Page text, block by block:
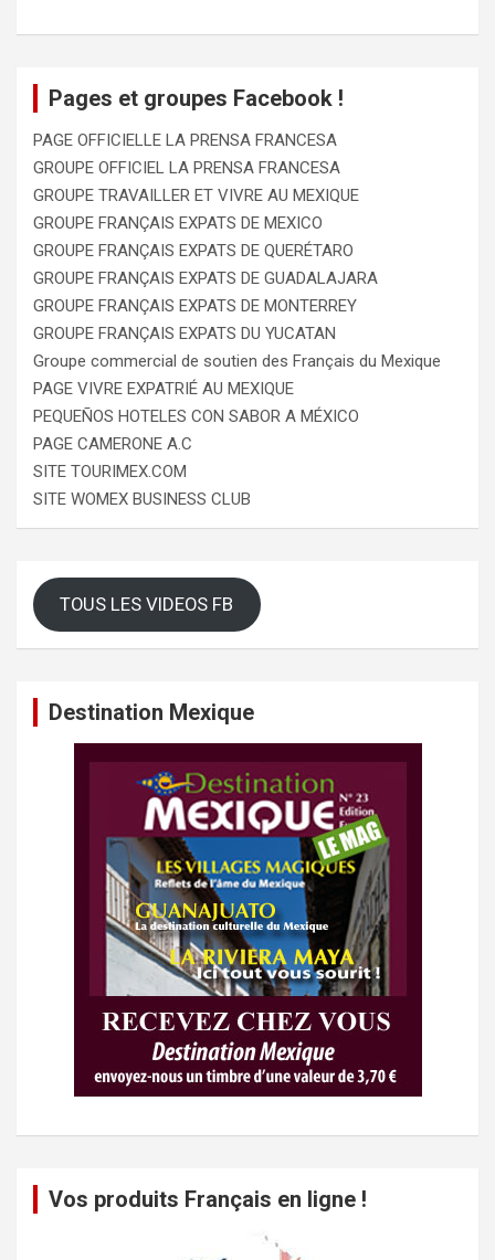
Pages et groupes Facebook !
PAGE OFFICIELLE LA PRENSA FRANCESA
GROUPE OFFICIEL LA PRENSA FRANCESA
GROUPE TRAVAILLER ET VIVRE AU MEXIQUE
GROUPE FRANÇAIS EXPATS DE MEXICO
GROUPE FRANÇAIS EXPATS DE QUERÉTARO
GROUPE FRANÇAIS EXPATS DE GUADALAJARA
GROUPE FRANÇAIS EXPATS DE MONTERREY
GROUPE FRANÇAIS EXPATS DU YUCATAN
Groupe commercial de soutien des Français du Mexique
PAGE VIVRE EXPATRIÉ AU MEXIQUE
PEQUEÑOS HOTELES CON SABOR A MÉXICO
PAGE CAMERONE A.C
SITE TOURIMEX.COM
SITE WOMEX BUSINESS CLUB
TOUS LES VIDEOS FB
Destination Mexique
Vos produits Français en ligne !